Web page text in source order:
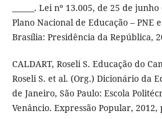
______. Lei nº 13.005, de 25 de
Plano Nacional de Educação – PNE
Brasília: Presidência da República,
CALDART, Roseli S. Educação do
Roseli S. et al. (Org.) Dicionário da
de Janeiro, São Paulo: Escola
Venâncio. Expressão Popular, 2012,